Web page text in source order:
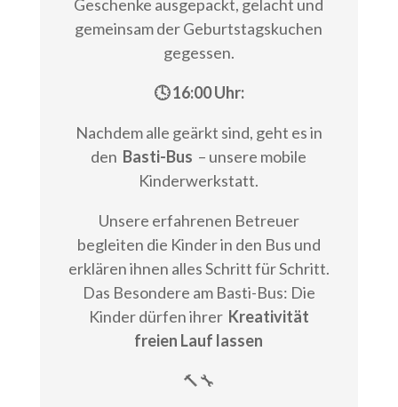
Geschenke ausgepackt, gelacht und
gemeinsam der Geburtstagskuchen
gegessen.
🕓 16:00 Uhr:
Nachdem alle geärkt sind, geht es in
den Basti-Bus – unsere mobile
Kinderwerkstatt.
Unsere erfahrenen Betreuer
begleiten die Kinder in den Bus und
erklären ihnen alles Schritt für Schritt.
Das Besondere am Basti-Bus: Die
Kinder dürfen ihrer Kreativität
freien Lauf lassen
🔨🔧